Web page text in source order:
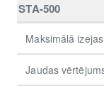
STA-500
Maksimālā
Jaudas